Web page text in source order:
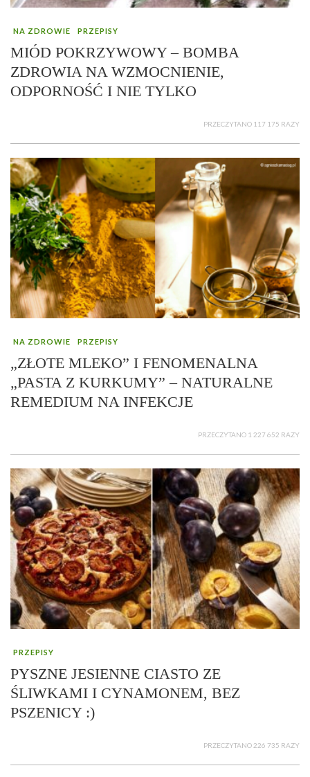
NA ZDROWIE PRZEPISY
MIÓD POKRZYWOWY – BOMBA
ZDROWIA NA WZMOCNIENIE,
ODPORNOŚĆ I NIE TYLKO
PRZECZYTANO 117 175 RAZY
NA ZDROWIE PRZEPISY
„ZŁOTE MLEKO” I FENOMENALNA
„PASTA Z KURKUMY” – NATURALNE
REMEDIUM NA INFEKCJE
PRZECZYTANO 1 227 652 RAZY
PRZEPISY
PYSZNE JESIENNE CIASTO ZE
ŚLIWKAMI I CYNAMONEM, BEZ
PSZENICY :)
PRZECZYTANO 226 735 RAZY